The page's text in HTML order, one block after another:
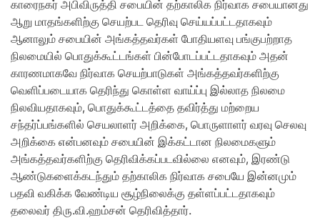
காரைநகர் அபிவிருத்தி சபையின் தற்காலிக நிர்வாக சபையானது
ஆறு மாதங்களிற்கு செயற்பட தெரிவு செய்யப்பட்டதாகவும்
ஆனாலும் சபையின் அங்கத்தவர்கள் போதியளவு பங்குபற்றாத
நிலமையில் பொதுக்கூட்டங்கள் பின்போடப்பட்டதாகவும் அதன்
காரணமாகவே நிர்வாக செயற்பாடுகள் அங்கத்தவர்களிற்கு
வெளிப்படையாக தெரிந்து கொள்ள வாய்ப்பு இல்லாத நிலமை
நிலவியதாகவும், பொதுக்கூட்டத்தை தவிர்த்து மற்றைய
சந்தர்ப்பங்களில் செயலாளர் அறிக்கை, பொருளாளர் வரவு செலவு
அறிக்கை என்பனவும் சபையின் இக்கட்டான நிலமைகளும்
அங்கத்தவர்களிற்கு தெரிவிக்கப்படவில்லை எனவும், இரண்டு
ஆண்டுகளைக்கடந்தும் தற்காலிக நிர்வாக சபையே இன்னமும்
பதவி வகிக்க வேண்டிய சூழ்நிலைக்கு தள்ளப்பட்டதாகவும்
தலைவர் திரு.வி.ஹம்சன் தெரிவித்தார்.